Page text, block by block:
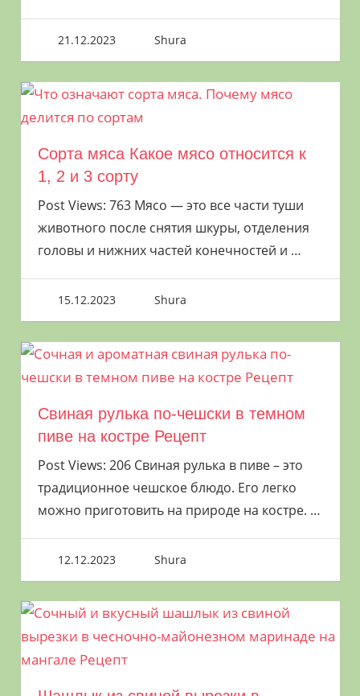
Как правильно жарить
шашлык на шампурах
Как правильно жарить шашлык
и размеру шампуров. Нержавеющая сталь
чистыми. Мясо должно быть небольшими
кусочками и нанизано равномерно.
Шашлыки на шампуре выкладываются как
можно плотнее друг к другу. Шампура
мангале стыки. Плотный слой из шампуров
не даст уйти жару от углей.
window.yaContextCb.push(()=>{
Ya.Context.AdvManager.render({ renderTo:
8003868-6" }) })
21.12.2023 Shura
Сорта мяса Какое мясо относится к
1, 2 и 3 сорту
Post Views: 763 Мясо — это все части туши
животного после снятия шкуры, отделения
головы и нижних частей конечностей и …
15.12.2023 Shura
Свиная рулька по-чешски в темном
пиве на костре Рецепт
Post Views: 206 Свиная рулька в пиве – это
традиционное чешское блюдо. Его легко
можно приготовить на природе на костре. …
12.12.2023 Shura